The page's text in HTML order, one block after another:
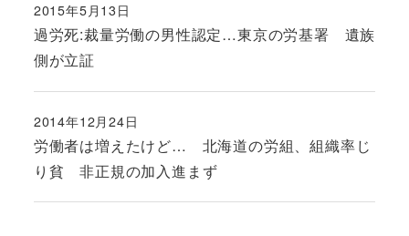
過労死:裁量労働の男性認定…東京の労基署 遺族
側が立証
投稿日
2015年5月13日
労働者は増えたけど… 北海道の労組、組織率じ
り貧 非正規の加入進まず
投稿日
2014年12月24日